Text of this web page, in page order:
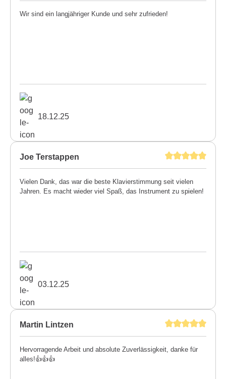
Wir sind ein langjähriger Kunde und sehr zufrieden!
18.12.25
Joe Terstappen
Vielen Dank, das war die beste Klavierstimmung seit vielen
Jahren. Es macht wieder viel Spaß, das Instrument zu spielen!
03.12.25
Martin Lintzen
Hervorragende Arbeit und absolute Zuverlässigkeit, danke für
alles!👍👍👍